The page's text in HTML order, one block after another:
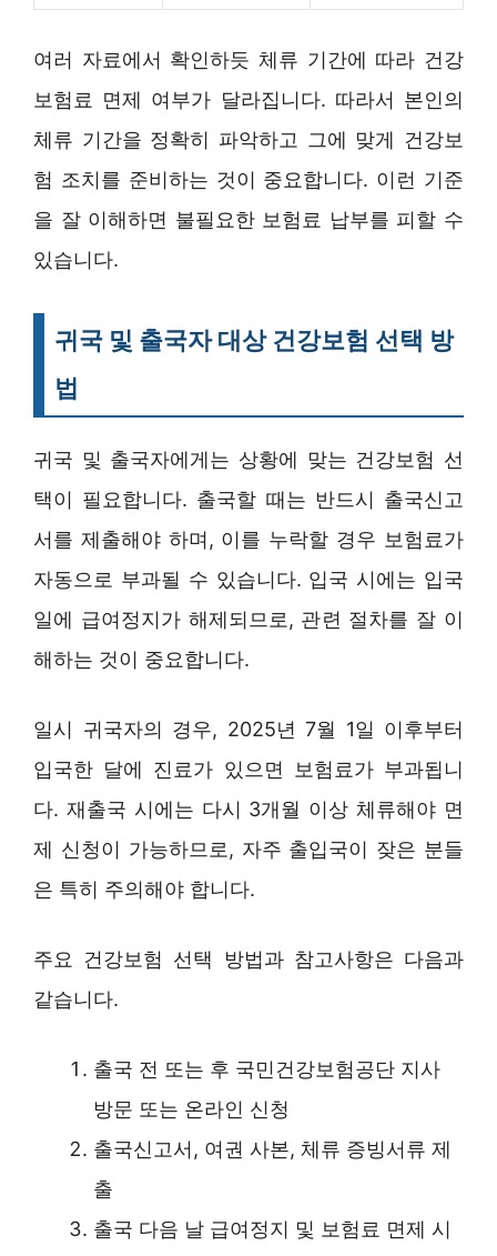
여러 자료에서 확인하듯 체류 기간에 따라 건강
보험료 면제 여부가 달라집니다. 따라서 본인의
체류 기간을 정확히 파악하고 그에 맞게 건강보
험 조치를 준비하는 것이 중요합니다. 이런 기준
을 잘 이해하면 불필요한 보험료 납부를 피할 수
있습니다.
귀국 및 출국자 대상 건강보험 선택 방
법
귀국 및 출국자에게는 상황에 맞는 건강보험 선
택이 필요합니다. 출국할 때는 반드시 출국신고
서를 제출해야 하며, 이를 누락할 경우 보험료가
자동으로 부과될 수 있습니다. 입국 시에는 입국
일에 급여정지가 해제되므로, 관련 절차를 잘 이
해하는 것이 중요합니다.
일시 귀국자의 경우, 2025년 7월 1일 이후부터
입국한 달에 진료가 있으면 보험료가 부과됩니
다. 재출국 시에는 다시 3개월 이상 체류해야 면
제 신청이 가능하므로, 자주 출입국이 잦은 분들
은 특히 주의해야 합니다.
주요 건강보험 선택 방법과 참고사항은 다음과
같습니다.
출국 전 또는 후 국민건강보험공단 지사
방문 또는 온라인 신청
출국신고서, 여권 사본, 체류 증빙서류 제
출
출국 다음 날 급여정지 및 보험료 면제 시